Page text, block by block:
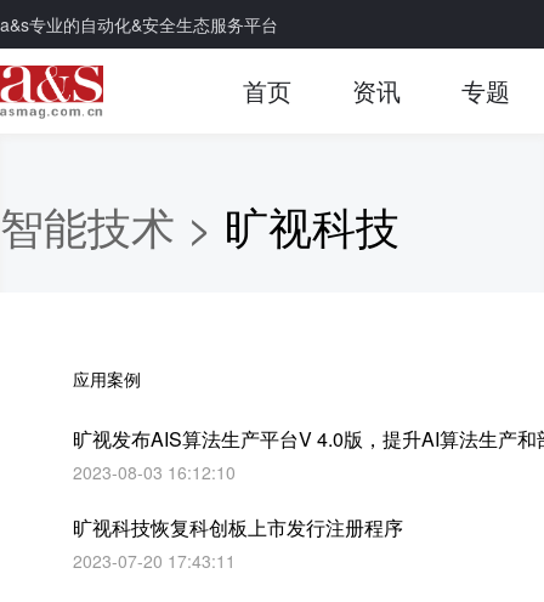
a&s专业的自动化&安全生态服务平台
首页 资讯 专题
智能技术 > 旷视科技
应用案例
旷视发布AIS算法生产平台V 4.0版，提升AI算法生产和
2023-08-03 16:12:10
旷视科技恢复科创板上市发行注册程序
2023-07-20 17:43:11